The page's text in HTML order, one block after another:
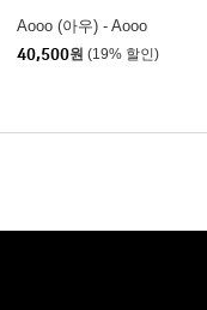
Aooo (아우) - Aooo
40,500원 (19% 할인)